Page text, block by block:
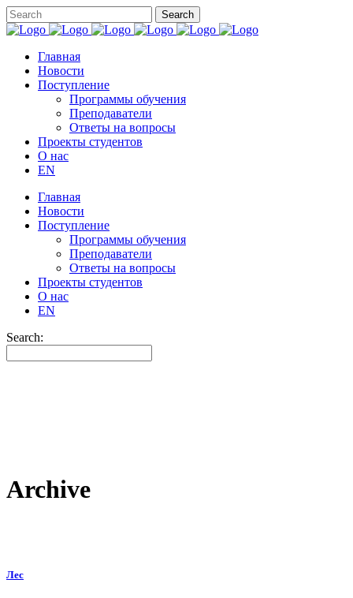
Главная
Новости
Поступление
Программы обучения
Преподаватели
Ответы на вопросы
Проекты студентов
О нас
EN
Главная
Новости
Поступление
Программы обучения
Преподаватели
Ответы на вопросы
Проекты студентов
О нас
EN
Search:
Archive
Лес